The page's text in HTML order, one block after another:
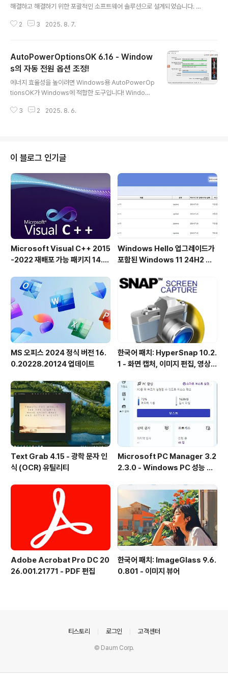
해결하고 해결하기 위한 포괄적인 소프트웨어 솔루션으로 설계되었습니다. 시
유지보수 및 최적화를 용이하게 하는 사용자 친화적인 도구와 기능을 제공하는
결할 수 있는 견고한 옵션입니다. Fixyfier는 DISM, SFC, Windows 트러블
슈터와 같은 Windows의 기본 복구 도구를 통합하므로 서로 다른 명령을 기억
하거나 여러 메뉴를 탐색할 필요가 없습니다.한 곳에서 다양..
2 3 2025. 8. 7.
AutoPowerOptionsOK 6.16 - Window
s의 자동 전원 옵션 조정!
에너지 효율성을 높이려면 Windows용 AutoPowerOp
tionsOK가 Windows에 적합한 도구입니다! Windows
전원 옵션이 조정되지만 때로는 많은 백그라운드 앱의 Wi
한 도구입니다. 모든 PC 전문가는 컴퓨터가 하드웨어를 보
호하는 데 사용되지 않을 때 모든 Microsoft Windows
및 기타 운영 체제에서 에너지를 절약하기 위해 '전원 끄
기'또는 '절전 모드'를 사용할 것을 권장합니다! 자동 에너
지 계획 조정의 주요 기능! 조정 가능한 타이머를 사..
3 2 2025. 8. 6.
이 블로그 인기글
Microsoft Visual C++ 2015
-2022 재배포 가능 패키지 14.5
Windows Hello 업그레이드가
포함된 Windows 11 24H2 및
출시
MS 오피스 2024 정식 버전 16.
0.20228.20124 업데이트
한국어 패치: HyperSnap 10.2.
1 - 화면 캡처, 이미지 편집, 영상
Text Grab 4.15 - 광학 문자 인
식 (OCR) 유틸리티
Microsoft PC Manager 3.2
2.3.0 - Windows PC 성능 향
Adobe Acrobat Pro DC 20
26.001.21771 - PDF 편집
한국어 패치: ImageGlass 9.6.
0.801 - 이미지 뷰어
티스토리 로그인 고객센터
© Daum Corp.